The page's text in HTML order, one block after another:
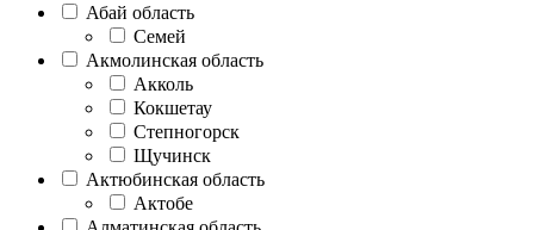
Абай область
Семей
Акмолинская область
Акколь
Кокшетау
Степногорск
Щучинск
Актюбинская область
Актобе